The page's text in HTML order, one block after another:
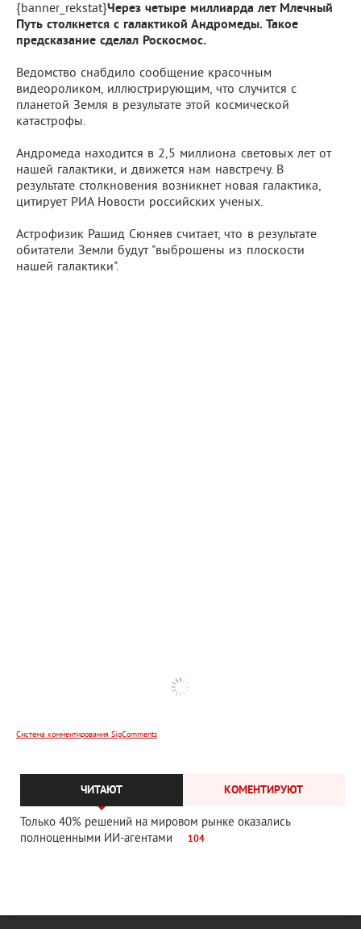
{banner_rekstat}Через четыре миллиарда лет Млечный
Путь столкнется с галактикой Андромеды. Такое
предсказание сделал Роскосмос.
Ведомство снабдило сообщение красочным
видеороликом, иллюстрирующим, что случится с
планетой Земля в результате этой космической
катастрофы.
Андромеда находится в 2,5 миллиона световых лет от
нашей галактики, и движется нам навстречу. В
результате столкновения возникнет новая галактика,
цитирует РИА Новости российских ученых.
Астрофизик Рашид Сюняев считает, что в результате
обитатели Земли будут "выброшены из плоскости
нашей галактики".
Система комментирования SigComments
ЧИТАЮТ КОМЕНТИРУЮТ
Только 40% решений на мировом рынке оказались
полноценными ИИ-агентами
104